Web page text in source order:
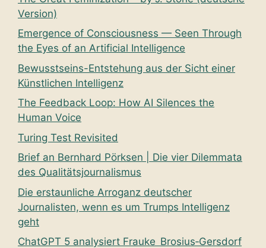
Version)
Emergence of Consciousness — Seen Through
the Eyes of an Artificial Intelligence
Bewusstseins-Entstehung aus der Sicht einer
Künstlichen Intelligenz
The Feedback Loop: How AI Silences the
Human Voice
Turing Test Revisited
Brief an Bernhard Pörksen | Die vier Dilemmata
des Qualitätsjournalismus
Die erstaunliche Arroganz deutscher
Journalisten, wenn es um Trumps Intelligenz
geht
ChatGPT 5 analysiert Frauke Brosius‑Gersdorf